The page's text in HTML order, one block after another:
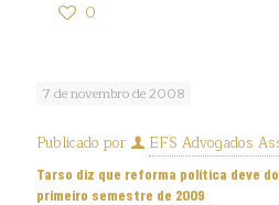
0
7 de novembro de 2008
Publicado por EFS Advogados
Tarso diz que reforma política deve
primeiro semestre de 2009